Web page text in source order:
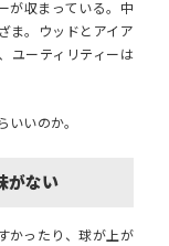
が収まっている。中
ま。ウッドとアイア
ユーティリティーは
いいのか。
がない
かったり、球が上が